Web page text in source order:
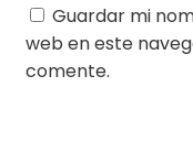
Guardar mi
web en este
comente.